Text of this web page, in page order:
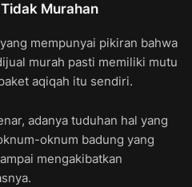
Murahan
mempunyai pikiran bahwa
murah pasti memiliki mutu
aqiqah itu sendiri.
adanya tuduhan hal yang
oknum badung yang
mengakibatkan